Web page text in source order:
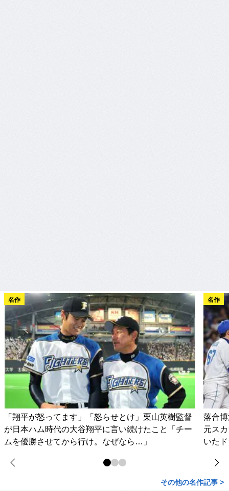
名作
「翔平が怒ってます」「怒らせとけ」栗山英樹監督
が日本ハム時代の大谷翔平に言い続けたこと「チー
ムを優勝させてから行け。なぜなら…」
名作
落合
元ス
いた
その他の名作記事 >